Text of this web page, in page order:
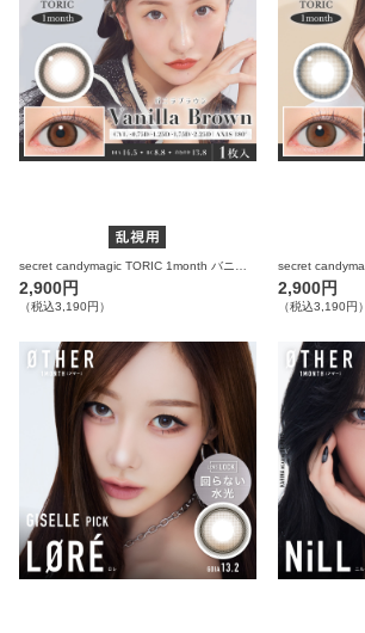
2,900円
（税込3,190円）
2,900円
（税込3,190円）